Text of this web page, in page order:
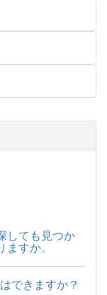
しても見つか
すか。
できますか？